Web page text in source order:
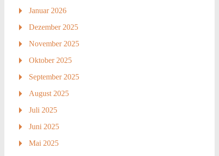
Januar 2026
Dezember 2025
November 2025
Oktober 2025
September 2025
August 2025
Juli 2025
Juni 2025
Mai 2025